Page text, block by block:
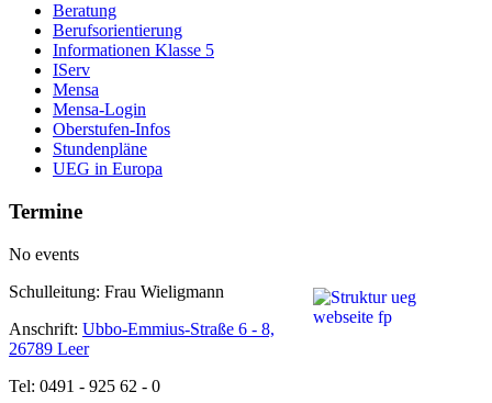
Beratung
Berufsorientierung
Informationen Klasse 5
IServ
Mensa
Mensa-Login
Oberstufen-Infos
Stundenpläne
UEG in Europa
Termine
No events
Schulleitung: Frau Wieligmann
Anschrift: Ubbo-Emmius-Straße 6 - 8,
26789 Leer
Tel: 0491 - 925 62 - 0